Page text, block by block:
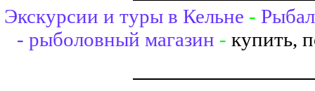
Экскурсии и туры в Кельне -
- рыболовный магазин - купить,